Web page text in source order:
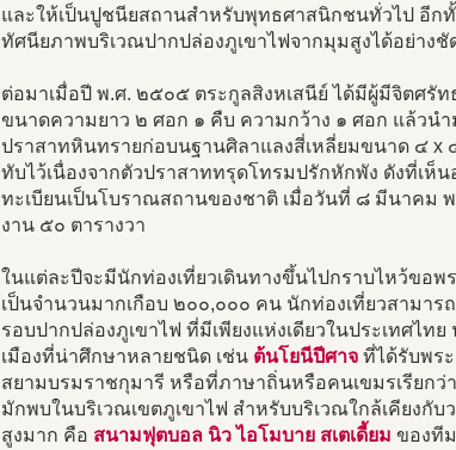
และให้เป็นปูชนียสถานสำหรับพุทธศาสนิกชนทั่วไป อีกทั้
ทัศนียภาพบริเวณปากปล่องภูเขาไฟจากมุมสูงได้อย่างชั
ต่อมาเมื่อปี พ.ศ. ๒๕๐๕ ตระกูลสิงหเสนีย์ ได้มีผู้มีจิตศรั
ขนาดความยาว ๒ ศอก ๑ คืบ ความกว้าง ๑ ศอก แล้วน
ปราสาทหินทรายก่อบนฐานศิลาแลงสี่เหลี่ยมขนาด ๔ x
ทับไว้เนื่องจากตัวปราสาททรุดโทรมปรักหักพัง ดังที่เ
ทะเบียนเป็นโบราณสถานของชาติ เมื่อวันที่ ๘ มีนาคม
งาน ๕๐ ตารางวา
ในแต่ละปีจะมีนักท่องเที่ยวเดินทางขึ้นไปกราบไหว้ขอ
เป็นจำนวนมากเกือบ ๒๐๐,๐๐๐ คน นักท่องเที่ยวสามาร
รอบปากปล่องภูเขาไฟ ที่มีเพียงแห่งเดียวในประเทศไ
เมืองที่น่าศึกษาหลายชนิด เช่น ต้นโยนีปีศาจ ที่ได้รับพร
สยามบรมราชกุมารี หรือที่ภาษาถิ่นหรือคนเขมรเรียกว่า
มักพบในบริเวณเขตภูเขาไฟ สำหรับบริเวณใกล้เคียงกั
สูงมาก คือ สนามฟุตบอล นิว ไอโมบาย สเตเดี้ยม ของที